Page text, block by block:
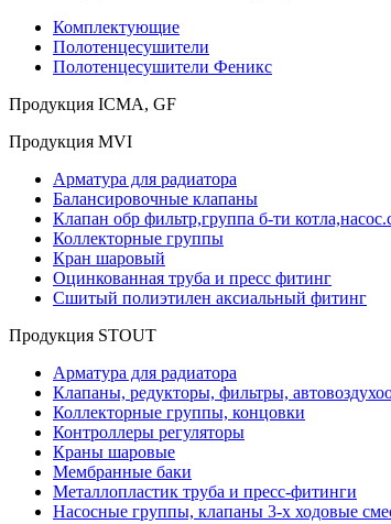
Комплектующие
Полотенцесушители
Полотенцесушители Феникс
Продукция ICMA, GF
Продукция MVI
Арматура для радиатора
Балансировочные клапаны
Клапан обр фильтр,группа б-ти
Коллекторные группы
Кран шаровый
Оцинкованная труба и пресс фитинг
Сшитый полиэтилен аксиальный фитинг
Продукция STOUT
Арматура для радиатора
Клапаны, редукторы, фильтры,
Коллекторные группы, концовки
Контроллеры регуляторы
Краны шаровые
Мембранные баки
Металлопластик труба и пресс-фитинги
Насосные группы, клапаны 3-х ходовые